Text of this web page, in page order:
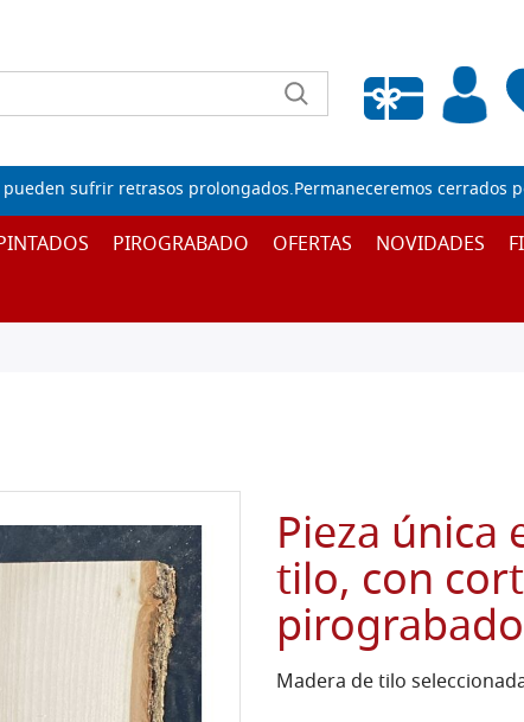
Lista de deseos vacía
sufrir retrasos prolongados.Permaneceremos cerrados
PIROGRABADO OFERTAS NOVIDADES
Pieza única
tilo, con
Madera de tilo